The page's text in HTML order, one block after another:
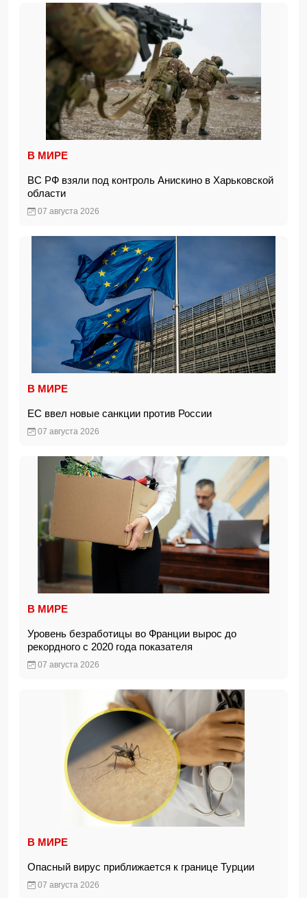
В МИРЕ
ВС РФ взяли под контроль Анискино в Харьковской
области
07 августа 2026
В МИРЕ
ЕС ввел новые санкции против России
07 августа 2026
В МИРЕ
Уровень безработицы во Франции вырос до
рекордного с 2020 года показателя
07 августа 2026
В МИРЕ
Опасный вирус приближается к границе Турции
07 августа 2026